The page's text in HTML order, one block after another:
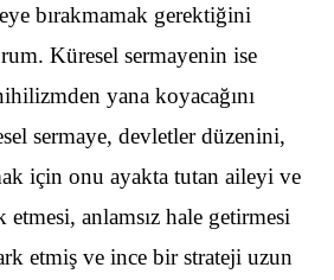
bırakmamak gerektiğini
Küresel sermayenin ise
yana koyacağını
sermaye, devletler düzenini,
için onu ayakta tutan aileyi ve
anlamsız hale getirmesi
etmiş ve ince bir strateji uzun